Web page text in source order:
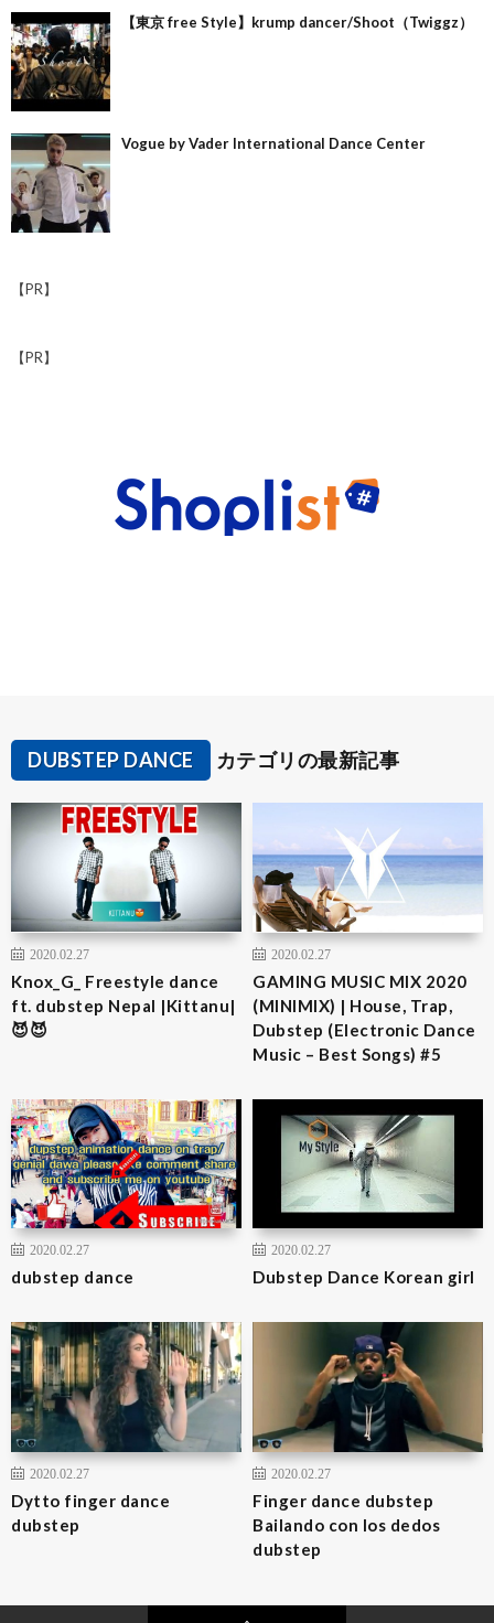
【東京 free Style】krump dancer/Shoot（Twiggz）
Vogue by Vader International Dance Center
【PR】
【PR】
DUBSTEP DANCE カテゴリの最新記事
2020.02.27
Knox_G_ Freestyle dance
ft. dubstep Nepal |Kittanu|
😈😈
2020.02.27
GAMING MUSIC MIX 2020
(MINIMIX) | House, Trap,
Dubstep (Electronic Dance
Music – Best Songs) #5
2020.02.27
dubstep dance
2020.02.27
Dubstep Dance Korean girl
2020.02.27
Dytto finger dance
dubstep
2020.02.27
Finger dance dubstep
Bailando con los dedos
dubstep